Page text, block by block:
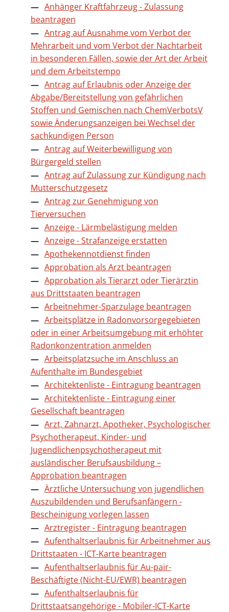
Anhänger Kraftfahrzeug - Zulassung
beantragen
Antrag auf Ausnahme vom Verbot der
Mehrarbeit und vom Verbot der Nachtarbeit
in besonderen Fällen, sowie der Art der Arbeit
und dem Arbeitstempo
Antrag auf Erlaubnis oder Anzeige der
Abgabe/Bereitstellung von gefährlichen
Stoffen und Gemischen nach ChemVerbotsV
sowie Änderungsanzeigen bei Wechsel der
sachkundigen Person
Antrag auf Weiterbewilligung von
Bürgergeld stellen
Antrag auf Zulassung zur Kündigung nach
Mutterschutzgesetz
Antrag zur Genehmigung von
Tierversuchen
Anzeige - Lärmbelästigung melden
Anzeige - Strafanzeige erstatten
Apothekennotdienst finden
Approbation als Arzt beantragen
Approbation als Tierarzt oder Tierärztin
aus Drittstaaten beantragen
Arbeitnehmer-Sparzulage beantragen
Arbeitsplätze in Radonvorsorgegebieten
oder in einer Arbeitsumgebung mit erhöhter
Radonkonzentration anmelden
Arbeitsplatzsuche im Anschluss an
Aufenthalte im Bundesgebiet
Architektenliste - Eintragung beantragen
Architektenliste - Eintragung einer
Gesellschaft beantragen
Arzt, Zahnarzt, Apotheker, Psychologischer
Psychotherapeut, Kinder- und
Jugendlichenpsychotherapeut mit
ausländischer Berufsausbildung –
Approbation beantragen
Ärztliche Untersuchung von jugendlichen
Auszubildenden und Berufsanfängern -
Bescheinigung vorlegen lassen
Arztregister - Eintragung beantragen
Aufenthaltserlaubnis für Arbeitnehmer aus
Drittstaaten - ICT-Karte beantragen
Aufenthaltserlaubnis für Au-pair-
Beschäftigte (Nicht-EU/EWR) beantragen
Aufenthaltserlaubnis für
Drittstaatsangehörige - Mobiler-ICT-Karte